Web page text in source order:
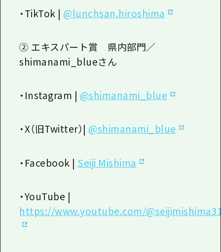
・TikTok | @lunchsan.hiroshima
② エキスパート賞 県内部門／
shimanami_blueさん
・ Instagram | @shimanami_blue
・X（旧Twitter）| @shimanami_blue
・ Facebook | Seiji Mishima
・YouTube |
https://www.youtube.com/